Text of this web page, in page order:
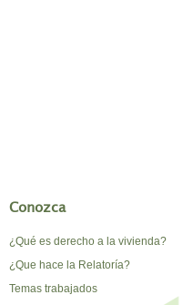
Conozca
¿Qué es derecho a la vivienda?
¿Que hace la Relatoría?
Temas trabajados